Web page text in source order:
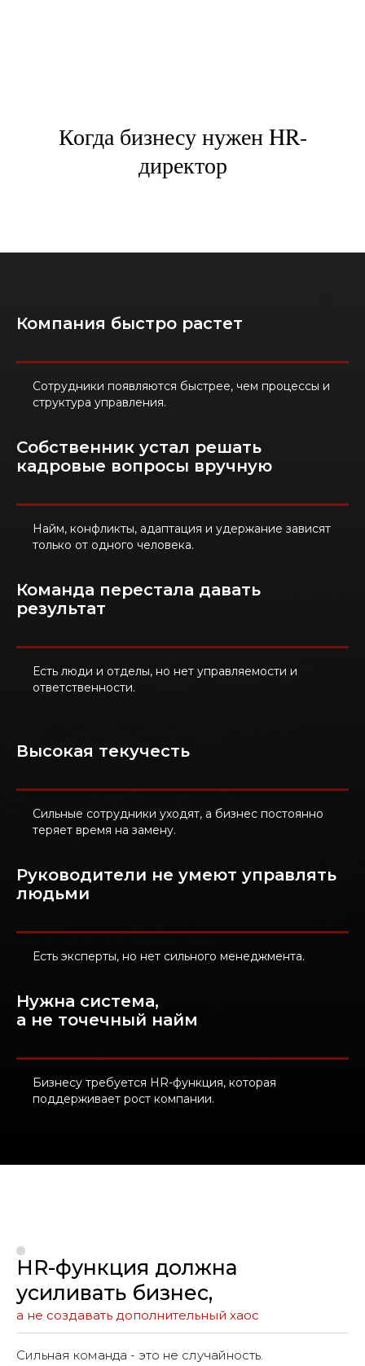
Когда бизнесу нужен HR-
директор
Компания быстро растет
Сотрудники появляются быстрее, чем процессы и
структура управления.
Собственник устал решать
кадровые вопросы вручную
Найм, конфликты, адаптация и удержание зависят
только от одного человека.
Команда перестала давать
результат
Есть люди и отделы, но нет управляемости и
ответственности.
Высокая текучесть
Сильные сотрудники уходят, а бизнес постоянно
теряет время на замену.
Руководители не умеют управлять
людьми
Есть эксперты, но нет сильного менеджмента.
Нужна система,
а не точечный найм
Бизнесу требуется HR-функция, которая
поддерживает рост компании.
HR-функция должна
усиливать бизнес,
а не создавать дополнительный хаос
Сильная команда - это не случайность.